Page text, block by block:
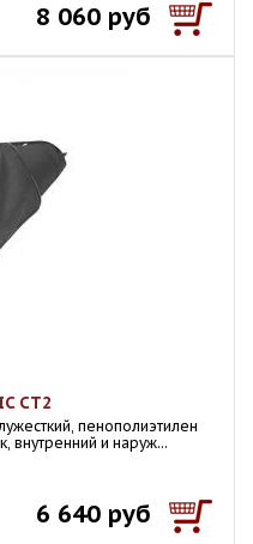
8 060 руб
СТ2
пенополиэтилен
внутренний и наруж...
6 640 руб